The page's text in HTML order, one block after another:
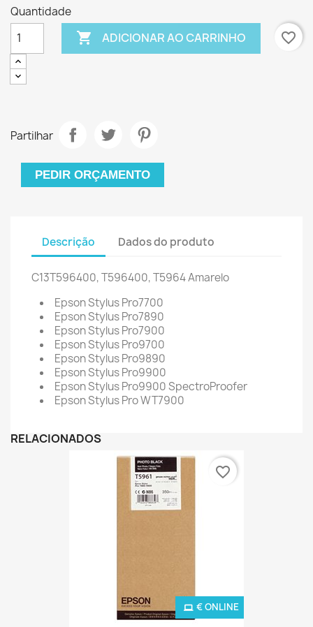
Quantidade
 ADICIONAR AO CARRINHO favorite_border
Partilhar
PEDIR ORÇAMENTO
Descrição Dados do produto
C13T596400, T596400, T5964Amarelo
Epson Stylus Pro7700
Epson Stylus Pro7890
Epson Stylus Pro7900
Epson Stylus Pro9700
Epson Stylus Pro9890
Epson Stylus Pro9900
Epson Stylus Pro9900 SpectroProofer
Epson Stylus Pro WT7900
RELACIONADOS
€ ONLINE
favorite_border